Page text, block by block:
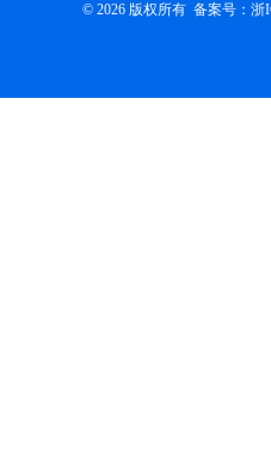
© 2026 版权所有 备案号：浙